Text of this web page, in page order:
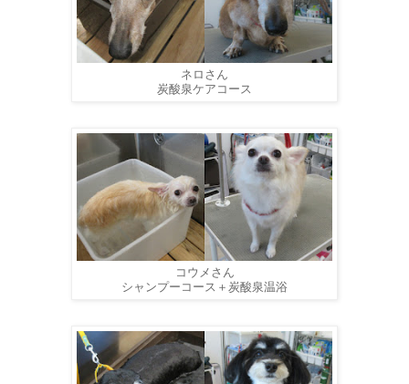
ネロさん
炭酸泉ケアコース
コウメさん
シャンプーコース＋炭酸泉温浴